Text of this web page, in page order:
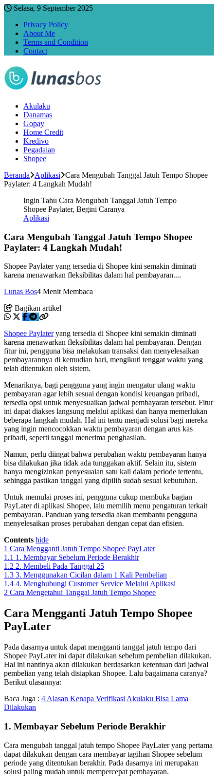
Selasa, 9 September 2025
Privacy Policy
About Me
Terms and Condition
Contact
Akulaku
Danamas
Gopay
Home Credit
Kredivo
Pegadaian
Shopee
Beranda
Aplikasi
Cara Mengubah Tanggal Jatuh Tempo Shopee
Paylater: 4 Langkah Mudah!
Ingin Tahu Cara Mengubah Tanggal Jatuh Tempo
Shopee Paylater, Begini Caranya
Aplikasi
Cara Mengubah Tanggal Jatuh Tempo Shopee
Paylater: 4 Langkah Mudah!
Shopee Paylater yang tersedia di Shopee kini semakin diminati
karena menawarkan fleksibilitas dalam hal pembayaran....
Lunas Bos4 Menit Membaca
Bagikan artikel
Shopee Paylateryang tersedia di Shopee kini semakin diminati
karena menawarkan fleksibilitas dalam hal pembayaran. Dengan
fitur ini, pengguna bisa melakukan transaksi dan menyelesaikan
pembayarannya di kemudian hari, mengikuti tenggat waktu yang
telah ditentukan oleh sistem.
Menariknya, bagi pengguna yang ingin mengatur ulang waktu
pembayaran agar lebih sesuai dengan kondisi keuangan pribadi,
tersedia opsi untuk menyesuaikan jadwal pembayaran tersebut. Fitur
ini dapat diakses langsung melalui aplikasi dan hanya memerlukan
beberapa langkah mudah. Hal ini tentu menjadi solusi bagi mereka
yang ingin mencocokkan waktu pembayaran dengan arus kas
pribadi, seperti tanggal menerima penghasilan.
Namun, perlu diingat bahwa perubahan waktu pembayaran hanya
bisa dilakukan jika tidak ada tunggakan aktif. Selain itu, sistem
hanya mengizinkan penyesuaian satu kali dalam periode tertentu,
sehingga pastikan tanggal yang dipilih sudah sesuai kebutuhan.
Untuk memulai proses ini, pengguna cukup membuka bagian
PayLater di aplikasi Shopee, lalu memilih menu pengaturan terkait
pembayaran. Panduan yang tersedia akan membantu pengguna
menyelesaikan proses perubahan dengan cepat dan efisien.
Contents hide
1 Cara Mengganti Jatuh Tempo Shopee PayLater
1.1 1. Membayar Sebelum Periode Berakhir
1.2 2. Membeli Pada Tanggal 25
1.3 3. Menggunakan Cicilan dalam 1 Kali Pembelian
1.4 4. Menghubungi Customer Service Melalui Aplikasi
2 Cara Mengetahui Tanggal Jatuh Tempo Shopee
Cara Mengganti Jatuh Tempo Shopee
PayLater
Pada dasarnya untuk dapat mengganti tanggal jatuh tempo dari
Shopee PayLater ini dapat dilakukan sebelum pembelian dilakukan.
Hal ini nantinya akan dilakukan berdasarkan ketentuan dari jadwal
pembelian yang telah disiapkan Shopee. Lalu bagaimana caranya?
Berikut ulasannya:
Baca Juga : 4 Alasan Kenapa Verifikasi Akulaku Bisa Lama
Dilakukan
1. Membayar Sebelum Periode Berakhir
Cara mengubah tanggal jatuh tempo Shopee PayLater yang pertama
dapat dilakukan dengan cara membayar tagihan Shopee sebelum
periode yang ditentukan berakhir. Pada dasarnya ini merupakan
solusi paling mudah untuk mempercepat pembayaran.